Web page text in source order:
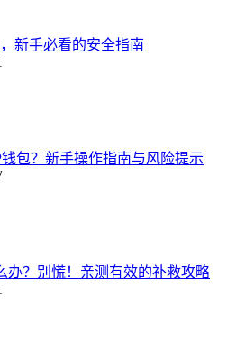
新手必看的安全指南
包？新手操作指南与风险提示
办？别慌！亲测有效的补救攻略